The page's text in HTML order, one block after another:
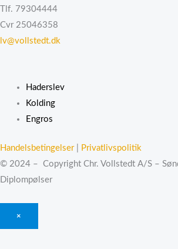
Tlf. 79304444
Cvr 25046358
lv@vollstedt.dk
Haderslev
Kolding
Engros
Handelsbetingelser|
Privatlivspolitik
© 2024 – Copyright Chr. Vollstedt A/S –
Diplompølser
×